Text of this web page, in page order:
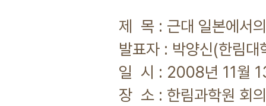
제 목 : 근대 일본에서
발표자 : 박양신(한림
일 시 : 2008년 11월
장 소 : 한림과학원 회